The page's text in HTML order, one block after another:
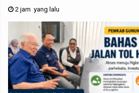
2 jam yang lalu